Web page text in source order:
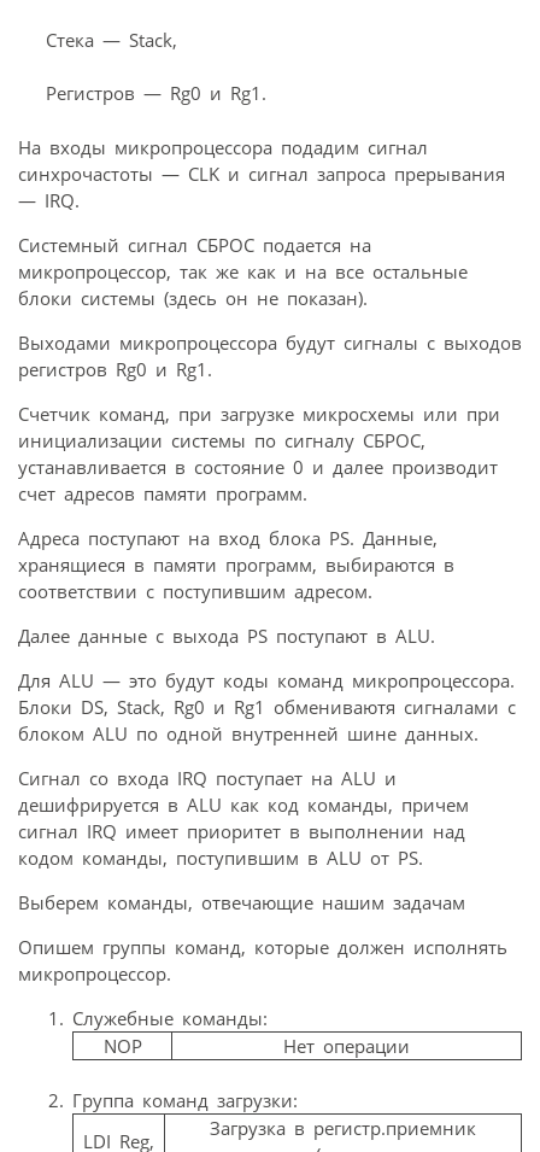
Стека — Stack,
Регистров — Rg0 и Rg1.
На входы микропроцессора подадим сигнал
синхрочастоты — CLK и сигнал запроса прерывания
— IRQ.
Системный сигнал СБРОС подается на
микропроцессор, так же как и на все остальные
блоки системы (здесь он не показан).
Выходами микропроцессора будут сигналы с выходов
регистров Rg0 и Rg1.
Счетчик команд, при загрузке микросхемы или при
инициализации системы по сигналу СБРОС,
устанавливается в состояние 0 и далее производит
счет адресов памяти программ.
Адреса поступают на вход блока PS. Данные,
хранящиеся в памяти программ, выбираются в
соответствии с поступившим адресом.
Далее данные с выхода PS поступают в ALU.
Для ALU — это будут коды команд микропроцессора.
Блоки DS, Stack, Rg0 и Rg1 обмениваютя сигналами с
блоком ALU по одной внутренней шине данных.
Сигнал со входа IRQ поступает на ALU и
дешифрируется в ALU как код команды, причем
сигнал IRQ имеет приоритет в выполнении над
кодом команды, поступившим в ALU от PS.
Выберем команды, отвечающие нашим задачам
Опишем группы команд, которые должен исполнять
микропроцессор.
Служебные команды:
NOP
Нет операции
Группа команд загрузки:
LDI Reg,
Загрузка в регистр.приемник